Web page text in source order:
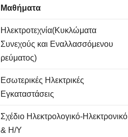
Μαθήματα
Ηλεκτροτεχνία(Κυκλώματα
Συνεχούς και Εναλλασσόμενου
ρεύματος)
Εσωτερικές Ηλεκτρικές
Εγκαταστάσεις
Σχέδιο Ηλεκτρολογικό-Ηλεκτρονικό
& Η/Υ